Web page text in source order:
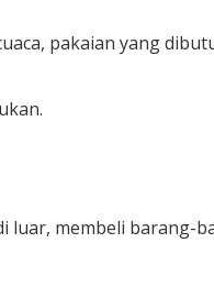
pakaian yang
membeli barang-